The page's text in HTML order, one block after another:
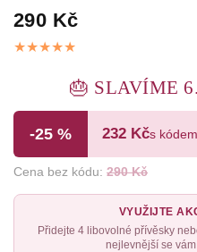
290 Kč
🎂 SLAVÍME
-25 % 232 Kčs kódem
Cena bez kódu:290 Kč
VYUŽIJTE
Přidejte 4 libovolné přívěsky
nejlevnější se